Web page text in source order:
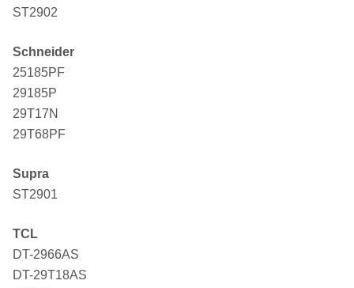
ST2902
Schneider
25185PF
29185P
29T17N
29T68PF
Supra
ST2901
TCL
DT-2966AS
DT-29T18AS